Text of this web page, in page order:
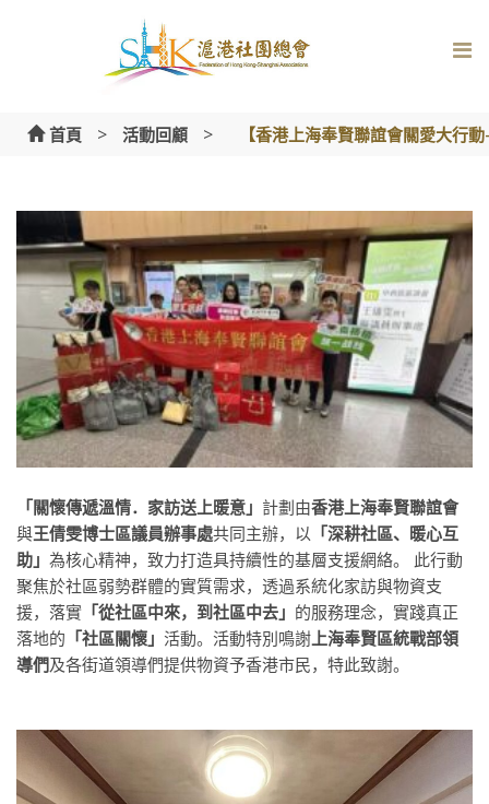
首頁 > 活動回顧 > 【香港上海奉賢聯誼會關愛大
「關懷傳遞溫情．家訪送上暖意」 計劃由香港上海奉賢聯誼會
與王倩雯博士區議員辦事處共同主辦，以 「深耕社區、暖心互
助」 為核心精神，致力打造具持續性的基層支援網絡。 此行動
聚焦於社區弱勢群體的實質需求，透過系統化家訪與物資支
援，落實 「從社區中來，到社區中去」 的服務理念，實踐真正
落地的 「社區關懷」 活動。活動特別鳴謝上海奉賢區統戰部領
導們及各街道領導們提供物資予香港市民，特此致謝。